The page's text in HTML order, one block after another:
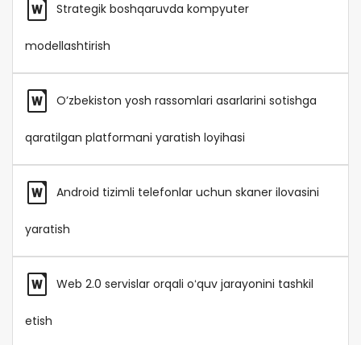
Strategik boshqaruvda kompyuter
modellashtirish
O’zbekiston yosh rassomlari asarlarini sotishga
qaratilgan platformani yaratish loyihasi
Android tizimli telefonlar uchun skaner ilovasini
yaratish
Web 2.0 servislar orqali oʻquv jarayonini tashkil
etish